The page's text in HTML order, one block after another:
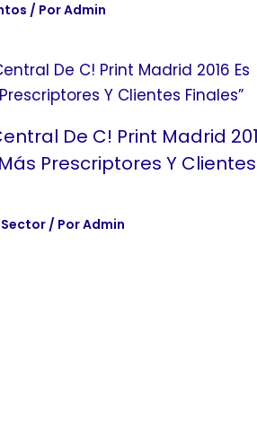
/ PorAdmin
De C! Print Madrid
Prescriptores Y Clientes
Sector/ PorAdmin